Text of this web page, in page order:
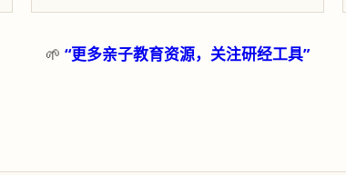
🌱 “更多亲子教育资源，关注研经工具”